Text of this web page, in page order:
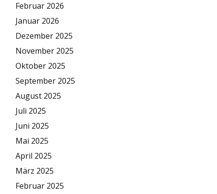
Februar 2026
Januar 2026
Dezember 2025
November 2025
Oktober 2025
September 2025
August 2025
Juli 2025
Juni 2025
Mai 2025
April 2025
März 2025
Februar 2025